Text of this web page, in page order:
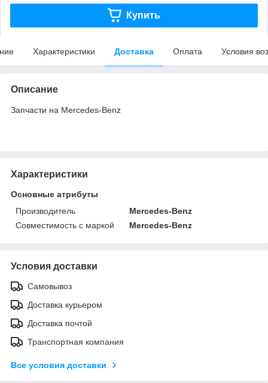
Купить
Характеристики Доставка Оплата Условия
Описание
Запчасти на Mercedes-Benz
Характеристики
Основные атрибуты
Производитель
Mercedes-Benz
Совместимость с маркой
Mercedes-Benz
Условия доставки
Самовывоз
Доставка курьером
Доставка почтой
Транспортная компания
Все условия доставки